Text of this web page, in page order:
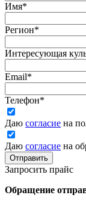
Имя*
Регион*
Интересующая
Email*
Телефон*
Даю согласие на
Даю согласие на
Отправить
Запросить прайс
Обращение